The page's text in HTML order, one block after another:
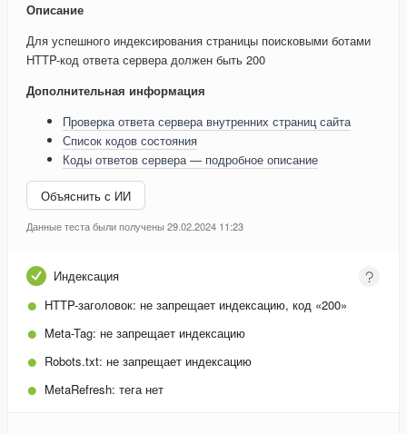
Описание
Для успешного индексирования страницы поисковыми ботами
HTTP-код ответа сервера должен быть 200
Дополнительная информация
Проверка ответа сервера внутренних страниц сайта
Список кодов состояния
Коды ответов сервера — подробное описание
Объяснить с ИИ
Данные теста были получены 29.02.2024 11:23
Индексация
HTTP-заголовок: не запрещает индексацию, код «200»
Meta-Tag: не запрещает индексацию
Robots.txt: не запрещает индексацию
MetaRefresh: тега нет